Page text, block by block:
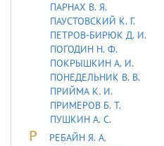
ПАРНАХ В. Я.
ПАУСТОВСКИЙ К. Г.
ПЕТРОВ-БИРЮК Д. И.
ПОГОДИН Н. Ф.
ПОКРЫШКИН А. И.
ПОНЕДЕЛЬНИК В. В.
ПРИЙМА К. И.
ПРИМЕРОВ Б. Т.
ПУШКИН А. С.
Р
РЕБАЙН Я. А.